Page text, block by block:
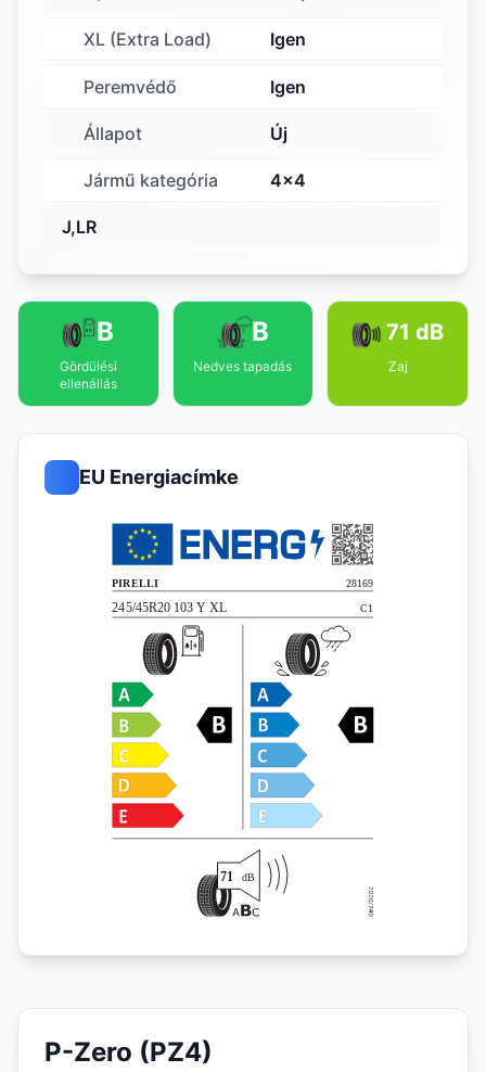
XL (Extra Load) Igen
Peremvédő Igen
Állapot Új
Jármű kategória 4x4
J,LR
B
Gördülési
ellenállás
B
Nedves tapadás
71 dB
Zaj
EU Energiacímke
P-Zero (PZ4)